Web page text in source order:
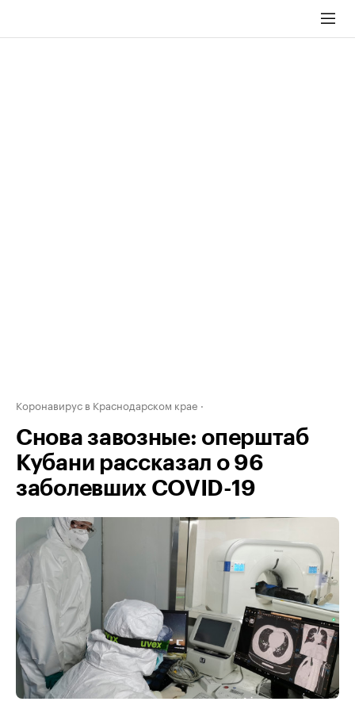
Коронавирус в Краснодарском крае
Снова завозные: оперштаб
Кубани рассказал о 96
заболевших COVID-19